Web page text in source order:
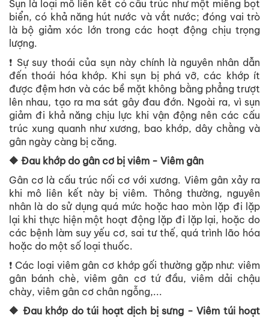
Sụn là loại mô liên kết có cấu trúc như một miếng bọt
biển, có khả năng hút nước và vắt nước; đóng vai trò
là bộ giảm xóc lớn trong các hoạt động chịu trọng
lượng.
❗ Sự suy thoái của sụn này chính là nguyên nhân dẫn
đến thoái hóa khớp. Khi sụn bị phá vỡ, các khớp ít
được đệm hơn và các bề mặt không bằng phẳng trượt
lên nhau, tạo ra ma sát gây đau đớn. Ngoài ra, vì sụn
giảm đi khả năng chịu lực khi vận động nên các cấu
trúc xung quanh như xương, bao khớp, dây chằng và
gân ngày càng bị căng.
🔶 Đau khớp do gân cơ bị viêm - Viêm gân
Gân cơ là cấu trúc nối cơ với xương. Viêm gân xảy ra
khi mô liên kết này bị viêm. Thông thường, nguyên
nhân là do sử dụng quá mức hoặc hao mòn lặp đi lặp
lại khi thực hiện một hoạt động lặp đi lặp lại, hoặc do
các bệnh làm suy yếu cơ, sai tư thế, quá trình lão hóa
hoặc do một số loại thuốc.
❗ Các loại viêm gân cơ khớp gối thường gặp như: viêm
gân bánh chè, viêm gân cơ tứ đầu, viêm dải chậu
chày, viêm gân cơ chân ngỗng,...
🔶 Đau khớp do túi hoạt dịch bị sưng - Viêm túi hoạt